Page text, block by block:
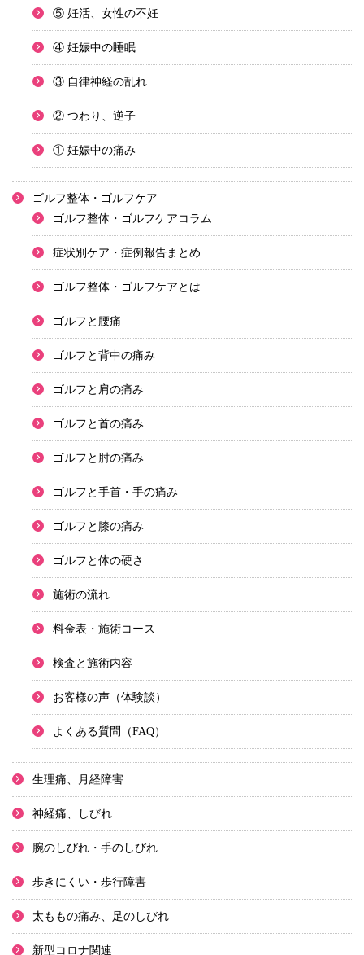
⑤ 妊活、女性の不妊
④ 妊娠中の睡眠
③ 自律神経の乱れ
② つわり、逆子
① 妊娠中の痛み
ゴルフ整体・ゴルフケア
ゴルフ整体・ゴルフケアコラム
症状別ケア・症例報告まとめ
ゴルフ整体・ゴルフケアとは
ゴルフと腰痛
ゴルフと背中の痛み
ゴルフと肩の痛み
ゴルフと首の痛み
ゴルフと肘の痛み
ゴルフと手首・手の痛み
ゴルフと膝の痛み
ゴルフと体の硬さ
施術の流れ
料金表・施術コース
検査と施術内容
お客様の声（体験談）
よくある質問（FAQ）
生理痛、月経障害
神経痛、しびれ
腕のしびれ・手のしびれ
歩きにくい・歩行障害
太ももの痛み、足のしびれ
新型コロナ関連